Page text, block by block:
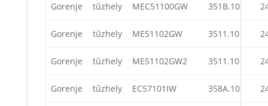
Gorenje tűzhely MEC51100GW 351B.10
Gorenje tűzhely ME51102GW 3511.10
Gorenje tűzhely ME51102GW2 3511.10
Gorenje tűzhely EC57101IW 358A.10